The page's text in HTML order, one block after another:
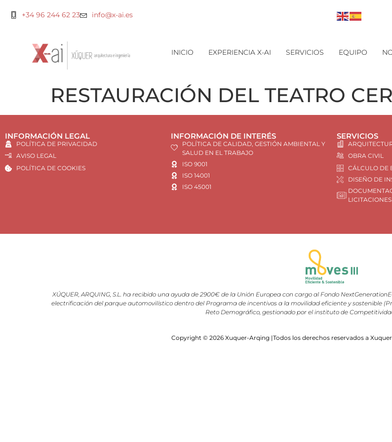
+34 96 244 62 23 info@x-ai.es
INICIO EXPERIENCIA X-AI SERVICIOS EQUIPO
RESTAURACIÓN DEL TEATRO
INFORMACIÓN LEGAL
POLÍTICA DE PRIVACIDAD
AVISO LEGAL
POLÍTICA DE COOKIES
INFORMACIÓN DE INTERÉS
POLÍTICA DE CALIDAD, GESTIÓN AMBIENTAL Y
SALUD EN EL TRABAJO
ISO 9001
ISO 14001
ISO 45001
SERVICIOS
OBRA CIVIL
CÁLCULO DE
DISEÑO DE
LICITACIONES
XÚQUER, ARQUING, S.L. ha recibido una ayuda de 2900€ de la Unión Europea con cargo al Fondo
electrificación del parque automovilístico dentro del Programa de incentivos a la movilidad eficiente y sostenible
Reto Demográfico, gestionado por el instituto de
Copyright © 2026 Xuquer-Arqing |Todos los derechos reservados a